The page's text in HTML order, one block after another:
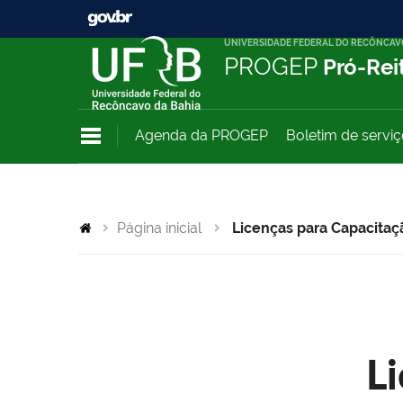
UNIVERSIDADE FEDERAL DO
PROGEP Pró-
Agenda da PROGEP Boletim de
Página inicial Licenças para